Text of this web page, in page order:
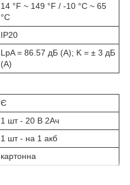
14 °F ~ 149 °F / -10 °C ~ 65
°C
IP20
LpA = 86.57 дБ (А); K = ± 3 дБ
(А)
Є
1 шт - 20 В 2Ач
1 шт - на 1 акб
картонна